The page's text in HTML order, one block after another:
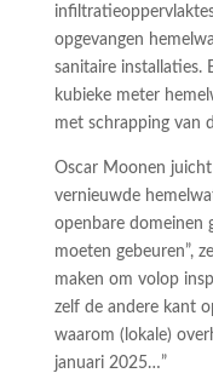
opgevangen
sanitaire installaties.
kubieke meter
met schrapping van
Oscar Moonen
vernieuwde
openbare domeinen
moeten gebeuren”,
maken om volop
zelf de andere kant
waarom (lokale)
januari 2025…”